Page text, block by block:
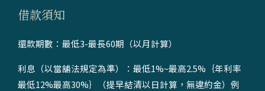
借款須知
還款期數：最低3-最長60期（以月計算）
利息（以當舖法規定為準）：最低1%~最高2.5%｛年利率
最低12%最高30%｝（提早結清以日計算，無違約金）例